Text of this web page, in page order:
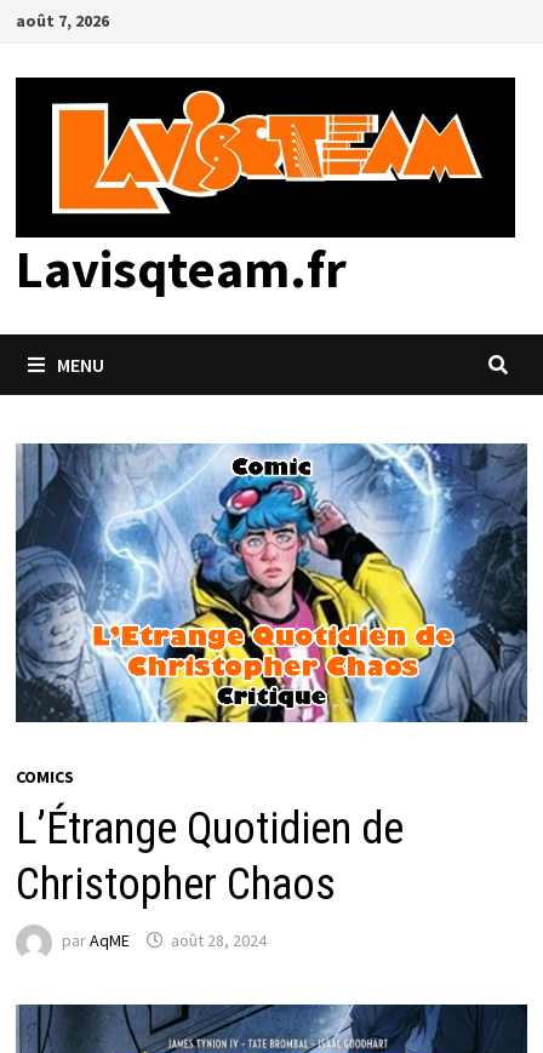
Passer
contenu
août 7, 2026
Lavisqteam.fr
MENU
COMICS
L’Étrange Quotidien de
Christopher Chaos
parAqME août 28, 2024